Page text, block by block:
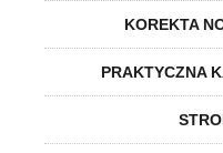
KOREKTA
PRAKTYCZNA